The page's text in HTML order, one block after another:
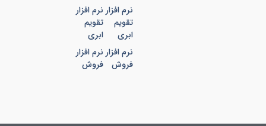
نرم افزار
تقویم
ابری
نرم افزار
فروش
نرم افزار
تقویم
ابری
نرم افزار
فروش